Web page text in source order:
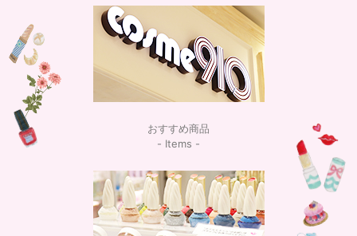
おすすめ商品
- Items -